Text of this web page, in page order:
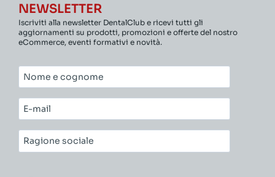
NEWSLETTER
Iscriviti alla newsletter DentalClub e ricevi tutti gli
aggiornamenti su prodotti, promozioni e offerte del nostro
eCommerce, eventi formativi e novità.
Nome
e
cognome*
E-
mail*
Ragione
sociale*